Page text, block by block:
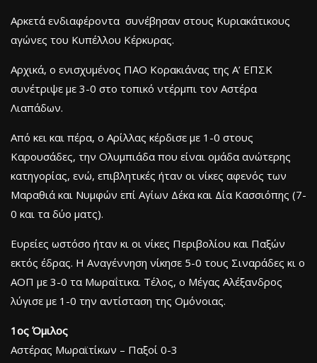
Αρκετά ενδιαφέροντα συνέβησαν στους Κυριακάτικους
αγώνες του Κυπέλλου Κέρκυρας.
Αρχικά, ο ενισχυμένος ΠΑΟ Κορακιάνας της Α’ ΕΠΣΚ
συνέτριψε με 3-0 στο τοπικό ντέρμπι τον Αστέρα
Λιαπάδων.
Από κει και πέρα, ο Αρίλλας κέρδισε με 1-0 στους
Καρουσάδες, την Ολυμπιάδα που είναι ομάδα ανώτερης
κατηγορίας, ενώ, επιβλητικές ήταν οι νίκες αφενός των
Μαραθιά και Νυμφών επί Αγίων Δέκα και Δία Κασσιόπης (7-
0 και τα δύο ματς).
Ευρείες ωστόσο ήταν κι οι νίκες Περιβολίου και Παξών
εκτός έδρας. Η Αναγέννηση νίκησε 5-0 τους Σιναράδες κι ο
ΑΟΠ με 3-0 τα Μωραΐτικα. Τέλος, ο Μέγας Αλέξανδρος
λύγισε με 1-0 την αντίσταση της Ομόνοιας.
1ος Όμιλος
Αστέρας Μωραϊτίκων – Παξοί 0-3